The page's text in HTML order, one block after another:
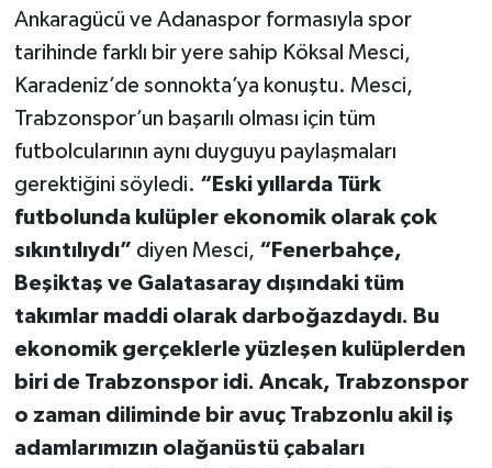
Ankaragücü ve Adanaspor formasıyla spor
tarihinde farklı bir yere sahip Köksal Mesci,
Karadeniz’de sonnokta’ya konuştu. Mesci,
Trabzonspor’un başarılı olması için tüm
futbolcularının aynı duyguyu paylaşmaları
gerektiğini söyledi. “Eski yıllarda Türk
futbolunda kulüpler ekonomik olarak çok
sıkıntılıydı” diyen Mesci, “Fenerbahçe,
Beşiktaş ve Galatasaray dışındaki tüm
takımlar maddi olarak darboğazdaydı. Bu
ekonomik gerçeklerle yüzleşen kulüplerden
biri de Trabzonspor idi. Ancak, Trabzonspor
o zaman diliminde bir avuç Trabzonlu akil iş
adamlarımızın olağanüstü çabaları